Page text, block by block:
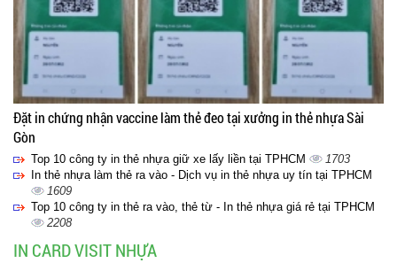
Đặt in chứng nhận vaccine làm thẻ đeo tại xưởng in thẻ nhựa Sài
Gòn
Top 10 công ty in thẻ nhựa giữ xe lấy liền tại TPHCM
1703
In thẻ nhựa làm thẻ ra vào - Dịch vụ in thẻ nhựa uy tín tại TPHCM
1609
Top 10 công ty in thẻ ra vào, thẻ từ - In thẻ nhựa giá rẻ tại TPHCM
2208
IN CARD VISIT NHỰA